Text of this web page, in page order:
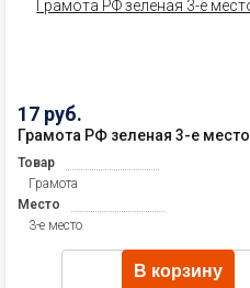
17 руб.
Грамота РФ зеленая 3-е место
Товар
Грамота
Место
3-е место
В корзину